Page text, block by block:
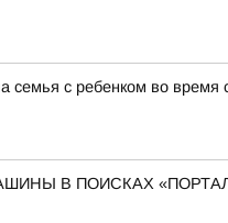
семья с ребенком во время
В ПОИСКАХ